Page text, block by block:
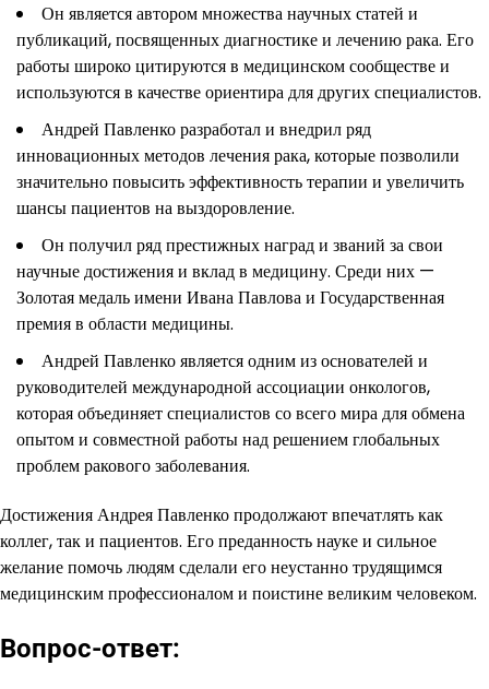
Он является автором множества научных статей и
публикаций, посвященных диагностике и лечению рака. Его
работы широко цитируются в медицинском сообществе и
используются в качестве ориентира для других специалистов.
Андрей Павленко разработал и внедрил ряд
инновационных методов лечения рака, которые позволили
значительно повысить эффективность терапии и увеличить
шансы пациентов на выздоровление.
Он получил ряд престижных наград и званий за свои
научные достижения и вклад в медицину. Среди них —
Золотая медаль имени Ивана Павлова и Государственная
премия в области медицины.
Андрей Павленко является одним из основателей и
руководителей международной ассоциации онкологов,
которая объединяет специалистов со всего мира для обмена
опытом и совместной работы над решением глобальных
проблем ракового заболевания.
Достижения Андрея Павленко продолжают впечатлять как
коллег, так и пациентов. Его преданность науке и сильное
желание помочь людям сделали его неустанно трудящимся
медицинским профессионалом и поистине великим человеком.
Вопрос-ответ: